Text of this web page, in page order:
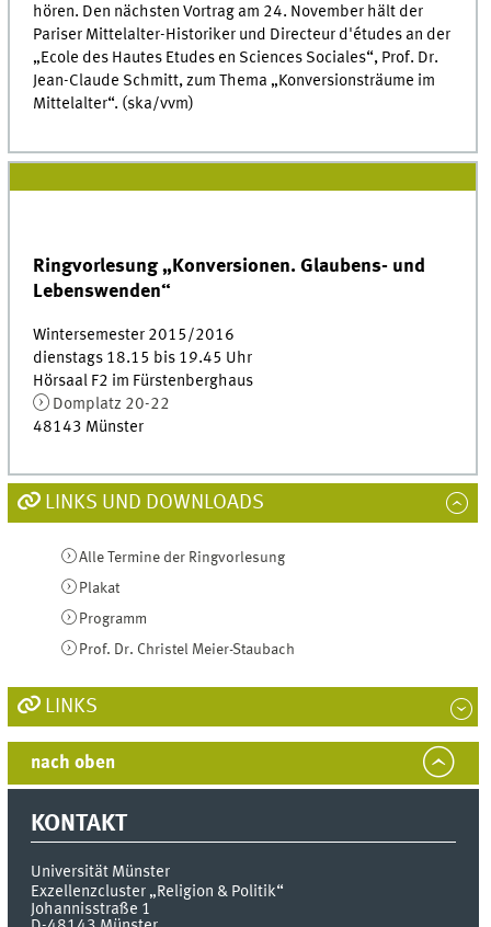
hören. Den nächsten Vortrag am 24. November hält der
Pariser Mittelalter-Historiker und Directeur d'études an der
„Ecole des Hautes Etudes en Sciences Sociales“, Prof. Dr.
Jean-Claude Schmitt, zum Thema „Konversionsträume im
Mittelalter“. (ska/vvm)
Ringvorlesung „Konversionen. Glaubens- und
Lebenswenden“
Wintersemester 2015/2016
dienstags 18.15 bis 19.45 Uhr
Hörsaal F2 im Fürstenberghaus
Domplatz 20-22
48143 Münster
LINKS UND DOWNLOADS
Alle Termine der Ringvorlesung
Plakat
Programm
Prof. Dr. Christel Meier-Staubach
LINKS
nach oben
KONTAKT
Universität Münster
Exzellenzcluster „Religion & Politik“
Johannisstraße 1